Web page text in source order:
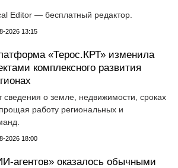
Editor — бесплатный редактор.
2026 13:15
«Терос.КРТ» изменила
комплексного развития
о земле, недвижимости, сроках
работу региональных и
2026 18:00
агентов» оказалось обычными